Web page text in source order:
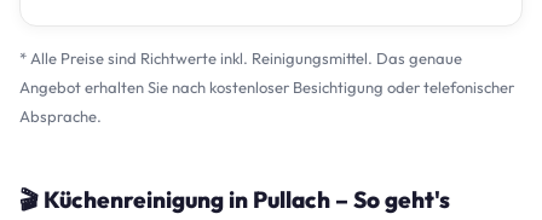
* Alle Preise sind Richtwerte inkl. Reinigungsmittel. Das genaue
Angebot erhalten Sie nach kostenloser Besichtigung oder telefonischer
Absprache.
🎬 Küchenreinigung in Pullach – So geht's